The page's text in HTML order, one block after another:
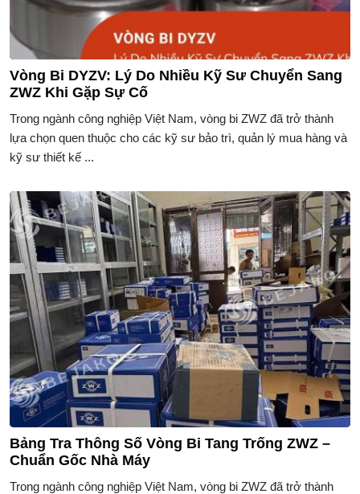
Vòng Bi DYZV: Lý Do Nhiều Kỹ Sư Chuyển Sang
ZWZ Khi Gặp Sự Cố
Trong ngành công nghiệp Việt Nam, vòng bi ZWZ đã trở thành
lựa chọn quen thuộc cho các kỹ sư bảo trì, quản lý mua hàng và
kỹ sư thiết kế ...
Bảng Tra Thông Số Vòng Bi Tang Trống ZWZ –
Chuẩn Gốc Nhà Máy
Trong ngành công nghiệp Việt Nam, vòng bi ZWZ đã trở thành